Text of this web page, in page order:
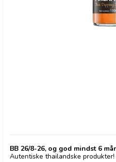
BB 26/8-26, og god mindst 6
Autentiske thailandske produkter!